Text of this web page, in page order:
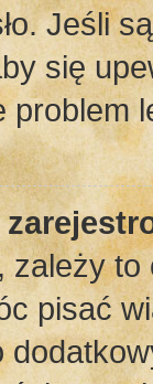
Jeśli
się
zależy
pisać